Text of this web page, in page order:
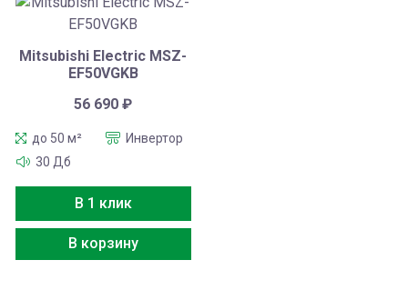
Mitsubishi Electric MSZ-
EF50VGKB
56 690₽
до 50 м²
Инвертор
30 Дб
В 1 клик
В корзину